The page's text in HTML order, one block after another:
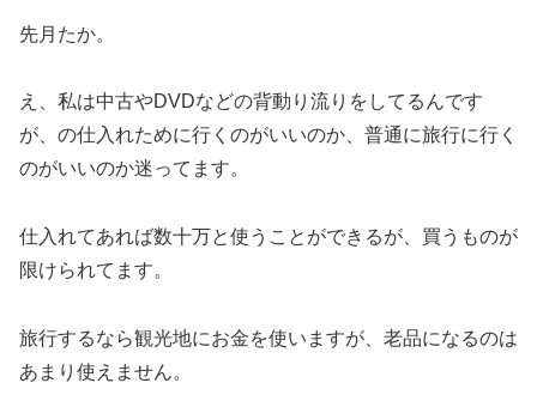
先月たか。
え、私は中古やDVDなどの背動り流りをしてるんです
が、の仕入れために行くのがいいのか、普通に旅行に行く
のがいいのか迷ってます。
仕入れてあれば数十万と使うことができるが、買うものが
限けられてます。
旅行するなら観光地にお金を使いますが、老品になるのは
あまり使えません。